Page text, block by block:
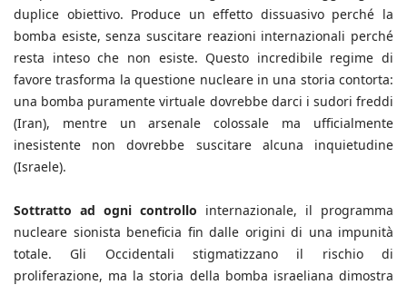
duplice obiettivo. Produce un effetto dissuasivo perché la
bomba esiste, senza suscitare reazioni internazionali perché
resta inteso che non esiste. Questo incredibile regime di
favore trasforma la questione nucleare in una storia contorta:
una bomba puramente virtuale dovrebbe darci i sudori freddi
(Iran), mentre un arsenale colossale ma ufficialmente
inesistente non dovrebbe suscitare alcuna inquietudine
(Israele).
Sottratto ad ogni controllo internazionale, il programma
nucleare sionista beneficia fin dalle origini di una impunità
totale. Gli Occidentali stigmatizzano il rischio di
proliferazione, ma la storia della bomba israeliana dimostra